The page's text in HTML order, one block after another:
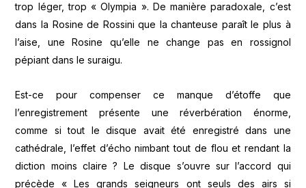
trop léger, trop « Olympia ». De manière paradoxale, c’est
dans la Rosine de Rossini que la chanteuse paraît le plus à
l’aise, une Rosine qu’elle ne change pas en rossignol
pépiant dans le suraigu.
Est-ce pour compenser ce manque d’étoffe que
l’enregistrement présente une réverbération énorme,
comme si tout le disque avait été enregistré dans une
cathédrale, l’effet d’écho nimbant tout de flou et rendant la
diction moins claire ? Le disque s’ouvre sur l’accord qui
précède « Les grands seigneurs ont seuls des airs si